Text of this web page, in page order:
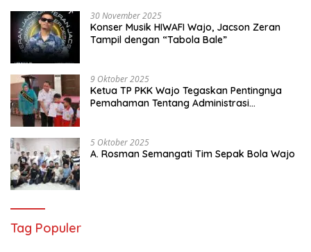
30 November 2025
Konser Musik HIWAFI Wajo, Jacson Zeran
Tampil dengan “Tabola Bale”
9 Oktober 2025
Ketua TP PKK Wajo Tegaskan Pentingnya
Pemahaman Tentang Administrasi
5 Oktober 2025
A. Rosman Semangati Tim Sepak Bola Wajo
Tag Populer